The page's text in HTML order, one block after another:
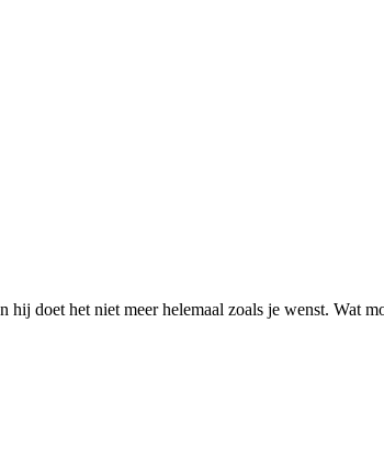
hij doet het niet meer helemaal zoals je wenst. Wat